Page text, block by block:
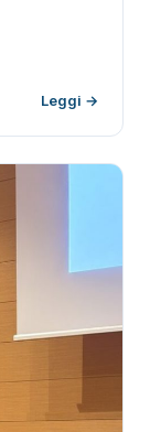
Leggi →